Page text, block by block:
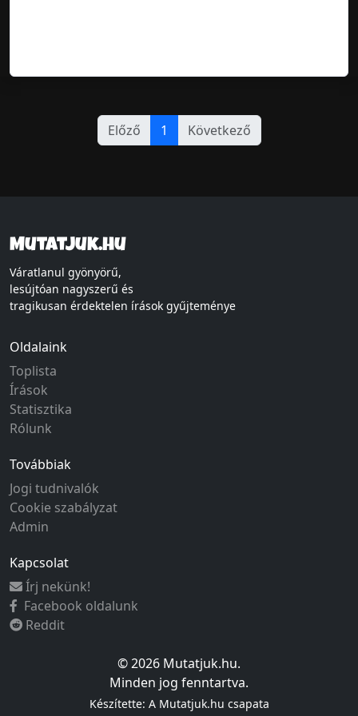
Előző 1 Következő
Mutatjuk.hu
Váratlanul gyönyörű,
lesújtóan nagyszerű és
tragikusan érdektelen írások gyűjteménye
Oldalaink
Toplista
Írások
Statisztika
Rólunk
Továbbiak
Jogi tudnivalók
Cookie szabályzat
Admin
Kapcsolat
Írj nekünk!
Facebook oldalunk
Reddit
© 2026 Mutatjuk.hu.
Minden jog fenntartva.
Készítette: A Mutatjuk.hu csapata